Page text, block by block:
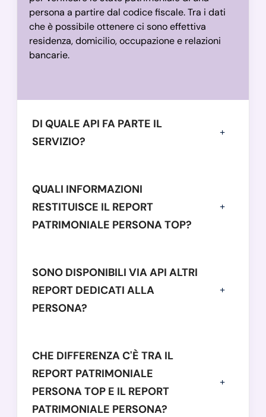
persona a partire dal codice fiscale. Tra i dati
che è possibile ottenere ci sono effettiva
residenza, domicilio, occupazione e relazioni
bancarie.
DI QUALE API FA PARTE IL
SERVIZIO?
QUALI INFORMAZIONI
RESTITUISCE IL REPORT
PATRIMONIALE PERSONA TOP?
SONO DISPONIBILI VIA API ALTRI
REPORT DEDICATI ALLA
PERSONA?
CHE DIFFERENZA C'È TRA IL
REPORT PATRIMONIALE
PERSONA TOP E IL REPORT
PATRIMONIALE PERSONA?